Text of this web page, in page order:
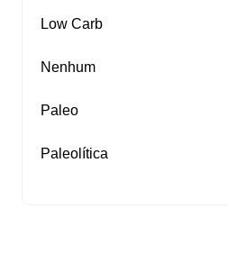
Low Carb
Nenhum
Paleo
Paleolítica